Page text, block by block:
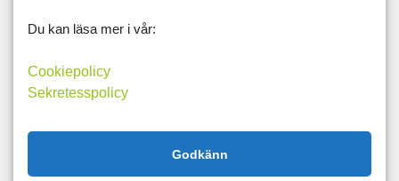
frukosttips
getost
godis
grönsaker
grönsaksmos gröt gryta
halloumi
Du kan läsa mer i vår:
Cookiepolicy
Sekretesspolicy
Godkänn